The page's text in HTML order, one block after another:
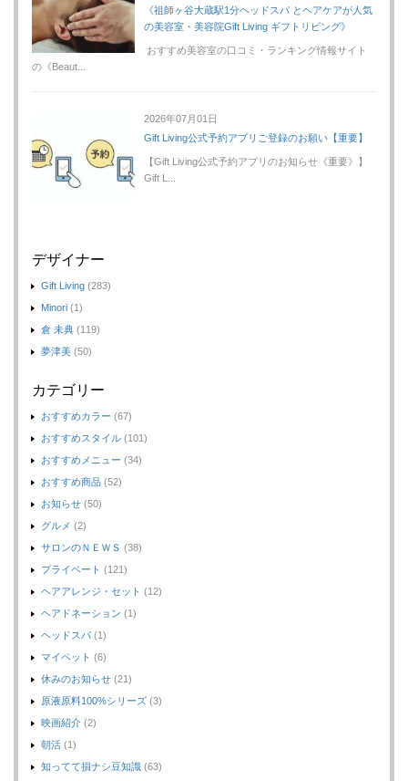
《祖師ヶ谷大蔵駅1分ヘッドスパ とヘアケアが人気
の美容室・美容院Gift Living ギフトリビング》
おすすめ美容室の口コミ・ランキング情報サイト
の《Beaut...
2026年07月01日
Gift Living公式予約アプリご登録のお願い【重要】
【Gift Living公式予約アプリのお知らせ《重要》】
Gift L...
デザイナー
Gift Living (283)
Minori (1)
倉 未典 (119)
夢津美 (50)
カテゴリー
おすすめカラー (67)
おすすめスタイル (101)
おすすめメニュー (34)
おすすめ商品 (52)
お知らせ (50)
グルメ (2)
サロンのＮＥＷＳ (38)
プライベート (121)
ヘアアレンジ・セット (12)
ヘアドネーション (1)
ヘッドスパ (1)
マイペット (6)
休みのお知らせ (21)
原液原料100%シリーズ (3)
映画紹介 (2)
朝活 (1)
知ってて損ナシ豆知識 (63)